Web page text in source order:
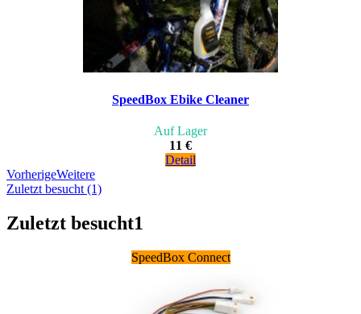
SpeedBox Ebike Cleaner
Auf Lager
11 €
Detail
VorherigeWeitere
Zuletzt besucht (1)
Zuletzt besucht1
SpeedBox Connect